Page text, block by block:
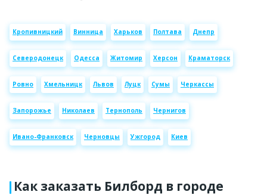
Кропивницкий Винница Харьков Полтава Днепр
Северодонецк Одесса Житомир Херсон Краматорск
Ровно Хмельницк Львов Луцк Сумы Черкассы
Запорожье Николаев Тернополь Чернигов
Ивано-Франковск Черновцы Ужгород Киев
Как заказать Билборд в городе